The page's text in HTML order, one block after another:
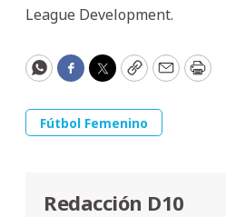
League Development.
WhatsApp
Facebook
Twitter
CopyEmailPrint
Fútbol Femenino
Redacción D10